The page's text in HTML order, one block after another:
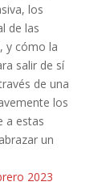
los
de las
y cómo la
salir de sí
de una
los
a estas
un
2023